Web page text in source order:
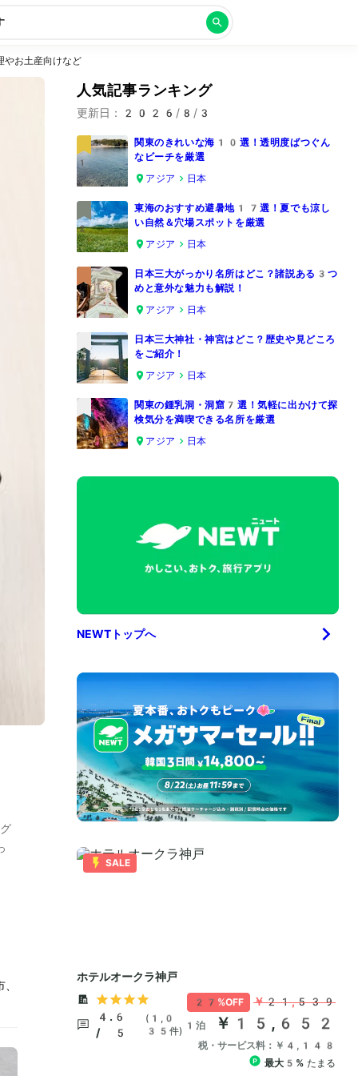
お土産向けなど
人気記事ランキング
更新日： 2026/8/3
1
関東のきれいな海10選！透明度ばつぐん
なビーチを厳選
アジア
日本
2
東海のおすすめ避暑地17選！夏でも涼し
い自然＆穴場スポットを厳選
アジア
日本
3
日本三大がっかり名所はどこ？諸説ある3つ
めと意外な魅力も解説！
アジア
日本
4
日本三大神社・神宮はどこ？歴史や見どころ
をご紹介！
アジア
日本
5
関東の鍾乳洞・洞窟7選！気軽に出かけて探
検気分を満喫できる名所を厳選
アジア
日本
NEWTトップへ